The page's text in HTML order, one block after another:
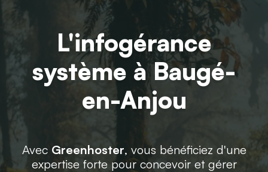
L'infogérance
système à Baugé-
en-Anjou
Avec Greenhoster, vous bénéficiez d'une
expertise forte pour concevoir et gérer